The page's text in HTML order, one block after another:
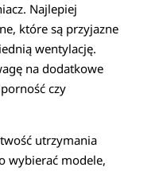
Najlepiej
które są przyjazne
wentylację.
na dodatkowe
czy
utrzymania
wybierać modele,